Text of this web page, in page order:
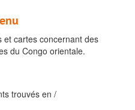
et cartes concernant des
du Congo orientale.
trouvés en /